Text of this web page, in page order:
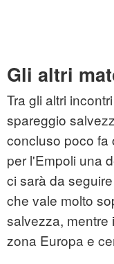
Gli altri
Tra gli altri
spareggio
concluso poco fa
per l'Empoli una
ci sarà da
che vale molto
salvezza, mentre
zona Europa e